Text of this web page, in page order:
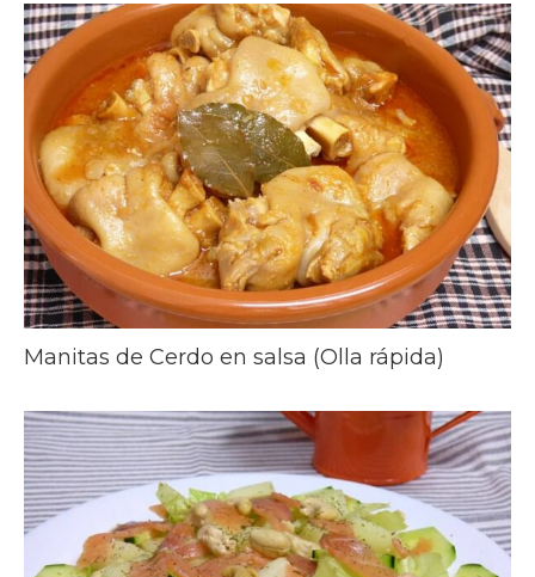
Manitas de Cerdo en salsa (Olla rápida)